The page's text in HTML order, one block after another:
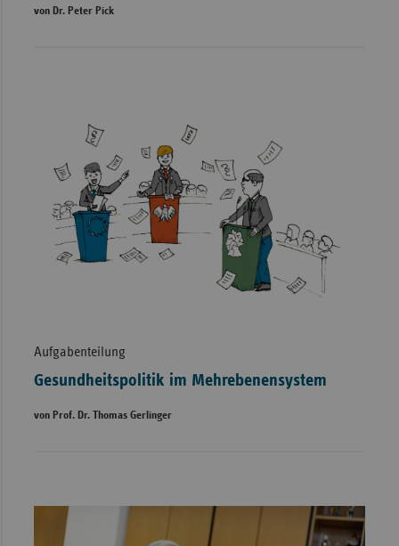
von Dr. Peter Pick
Aufgabenteilung
Gesundheitspolitik im Mehrebenensystem
von Prof. Dr. Thomas Gerlinger